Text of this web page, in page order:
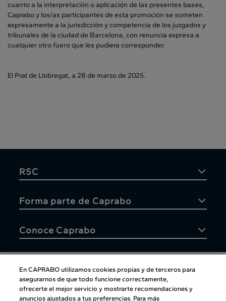
cuanto a la interpretación o aplicación de las presentes bases,
Caprabo y los/as participantes de esta promoción se someten
expresamente a la jurisdicción y competencia de los juzgados y
tribunales de la ciudad de Barcelona, con renuncia expresa a
cualquier otro fuero que les pudiera corresponder.
El Prat de Llobregat, a 28 de marzo de 2025.
RSC
Forma parte de Caprabo
Conoce Caprabo
Atención al cliente
En CAPRABO utilizamos cookies propias y de terceros para
asegurarnos de que todo funcione correctamente,
ofrecerte el mejor servicio y mostrarte recomendaciones y
anuncios ajustados a tus preferencias. Para más